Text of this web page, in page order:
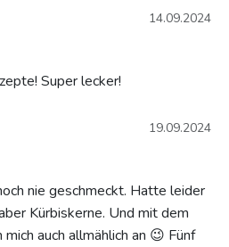
14.09.2024
Super lecker!
19.09.2024
nie geschmeckt. Hatte leider
Kürbiskerne. Und mit dem
auch allmählich an 😉 Fünf